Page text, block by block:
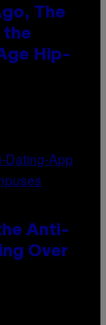
The
the
Hip-
Anti-
Over